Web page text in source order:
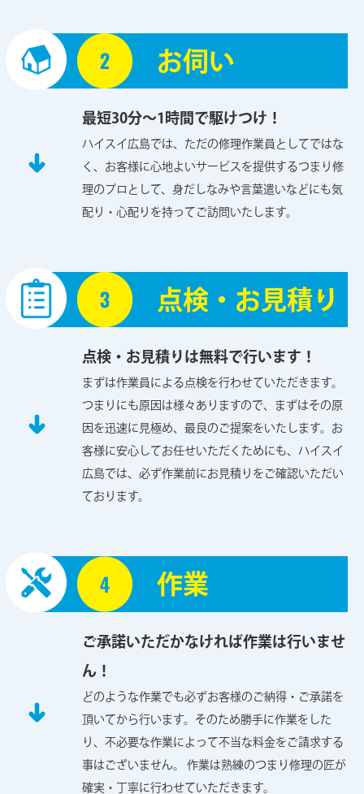
お伺い
最短30分～1時間で駆けつけ！
ハイスイ広島では、ただの修理作業員としてではな
く、お客様に心地よいサービスを提供するつまり修
理のプロとして、身だしなみや言葉遣いなどにも気
配り・心配りを持ってご訪問いたします。
点検・お見積り
点検・お見積りは無料で行います！
まずは作業員による点検を行わせていただきます。
つまりにも原因は様々ありますので、まずはその原
因を迅速に見極め、最良のご提案をいたします。お
客様に安心してお任せいただくためにも、ハイスイ
広島では、必ず作業前にお見積りをご確認いただい
ております。
作業
ご承諾いただかなければ作業は行いませ
ん！
どのような作業でも必ずお客様のご納得・ご承諾を
頂いてから行います。そのため勝手に作業をした
り、不必要な作業によって不当な料金をご請求する
事はございません。 作業は熟練のつまり修理の匠が
確実・丁寧に行わせていただきます。